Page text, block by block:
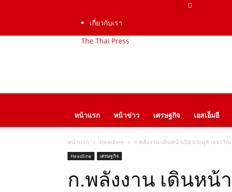
เกี่ยวกับเรา
The Thai Press
หน้าแรก หน้าข่าว เศรษฐกิจ เอสเอ็มอี
หน้าแรก Headline ก.พลังงาน เดินหน้าเปิดประมูล เอราวั
Headline เศรษฐกิจ
ก.พลังงาน เดินหน้